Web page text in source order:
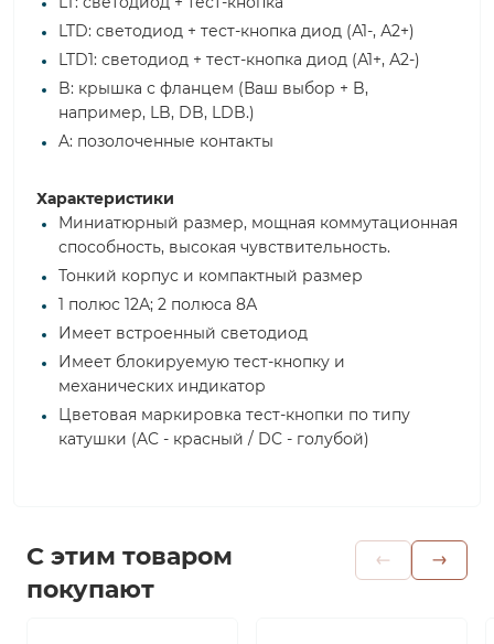
LTD: светодиод + тест-кнопка диод (А1-, А2+)
LTD1: светодиод + тест-кнопка диод (А1+, А2-)
B: крышка с фланцем (Ваш выбор + B,
например, LB, DB, LDB.)
A: позолоченные контакты
Характеристики
Миниатюрный размер, мощная коммутационная
способность, высокая чувствительность.
Тонкий корпус и компактный размер
1 полюс 12А; 2 полюса 8А
Имеет встроенный светодиод
Имеет блокируемую тест-кнопку и
механических индикатор
Цветовая маркировка тест-кнопки по типу
катушки (AC - красный / DC - голубой)
С этим товаром
покупают